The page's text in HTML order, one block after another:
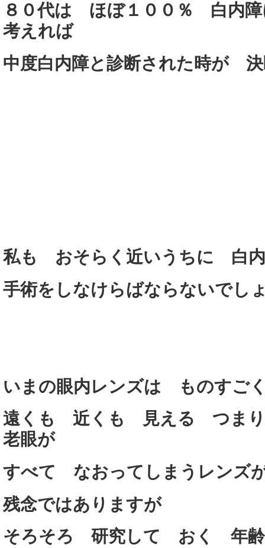
８０代は ほぼ１００％ 白内障
考えれば
中度白内障と診断された時が
私も おそらく近いうちに 白
手術をしなけらばならないでし
いまの眼内レンズは ものすご
遠くも 近くも 見える つ
老眼が
すべて なおってしまうレンズ
残念ではありますが
そろそろ 研究して おく 年齢